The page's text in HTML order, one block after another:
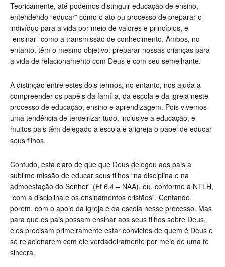
Teoricamente, até podemos distinguir educação de ensino,
entendendo “educar” como o ato ou processo de preparar o
indivíduo para a vida por meio de valores e princípios, e
“ensinar” como a transmissão de conhecimento. Ambos, no
entanto, têm o mesmo objetivo: preparar nossas crianças para
a vida de relacionamento com Deus e com seu semelhante.
A distinção entre estes dois termos, no entanto, nos ajuda a
compreender os papéis da família, da escola e da igreja neste
processo de educação, ensino e aprendizagem. Pois vivemos
uma tendência de terceirizar tudo, inclusive a educação, e
muitos pais têm delegado à escola e à igreja o papel de educar
seus filhos.
Contudo, está claro de que que Deus delegou aos pais a
sublime missão de educar seus filhos “na disciplina e na
admoestação do Senhor” (Ef 6.4 – NAA), ou, conforme a NTLH,
“com a disciplina e os ensinamentos cristãos”. Contando,
porém, com o apoio da igreja e da escola nesse processo. Mas
para que os pais possam ensinar aos seus filhos sobre Deus,
eles precisam primeiramente estar convictos de quem é Deus e
se relacionarem com ele verdadeiramente por meio de uma fé
sincera.